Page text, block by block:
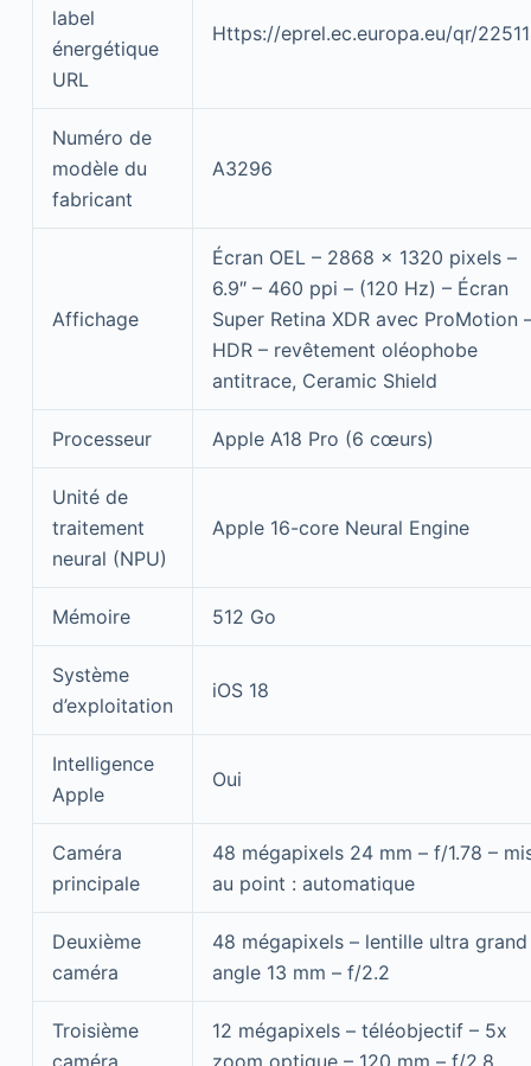
label
énergétique
URL
Https://eprel.ec.europa.eu/qr/
Numéro de
modèle du
fabricant
A3296
Affichage
Écran OEL – 2868 x 1320 pixels –
6.9″ – 460 ppi – (120 Hz) – Écran
Super Retina XDR avec ProMotion
HDR – revêtement oléophobe
antitrace, Ceramic Shield
Processeur Apple A18 Pro (6 cœurs)
Unité de
traitement
neural (NPU)
Apple 16-core Neural Engine
Mémoire 512 Go
Système
d’exploitation
iOS 18
Intelligence
Apple
Oui
Caméra
principale
48 mégapixels 24 mm – f/1.78 –
au point : automatique
Deuxième
caméra
48 mégapixels – lentille ultra grand
angle 13 mm – f/2.2
Troisième
caméra
12 mégapixels – téléobjectif – 5x
zoom optique – 120 mm – f/2.8